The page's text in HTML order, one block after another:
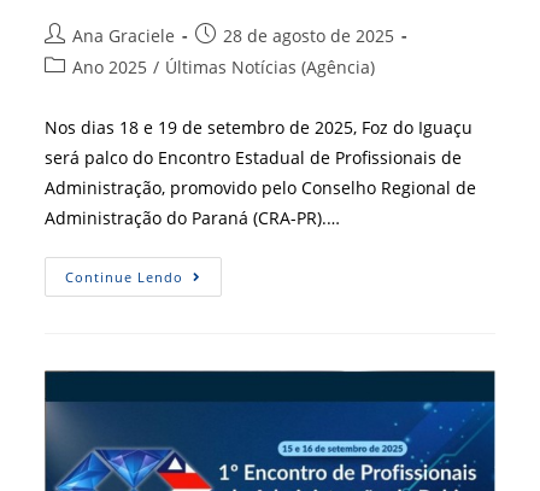
Autor
do
Ana Graciele
Post
publicado:
28 de agosto de 2025
Categoria
post:
Ano 2025 / Últimas Notícias (Agência)
Nos dias 18 e 19 de setembro de 2025, Foz do Iguaçu
será palco do Encontro Estadual de Profissionais de
Administração, promovido pelo Conselho Regional de
Administração do Paraná (CRA-PR).…
Continue Lendo Encontro
Estadual
Reunirá
Iguaçu